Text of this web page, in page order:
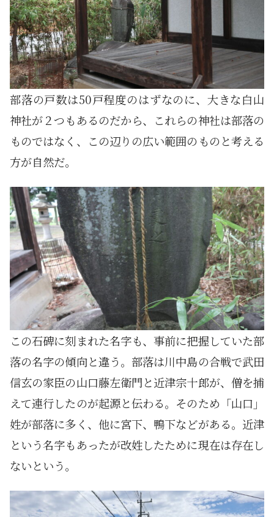
部落の戸数は50戸程度のはずなのに、大きな白山
神社が２つもあるのだから、これらの神社は部落の
ものではなく、この辺りの広い範囲のものと考える
方が自然だ。
この石碑に刻まれた名字も、事前に把握していた部
落の名字の傾向と違う。部落は川中島の合戦で武田
信玄の家臣の山口藤左衛門と近津宗十郎が、僧を捕
えて連行したのが起源と伝わる。そのため「山口」
姓が部落に多く、他に宮下、鴨下などがある。近津
という名字もあったが改姓したために現在は存在し
ないという。